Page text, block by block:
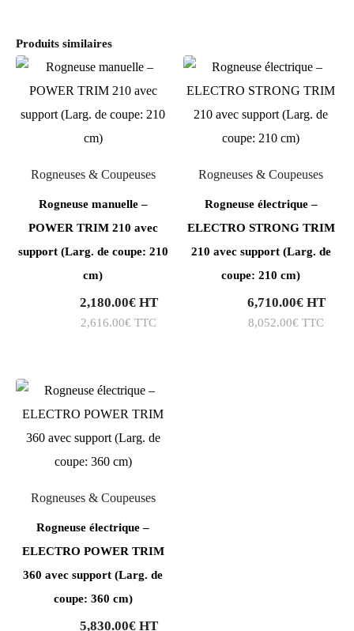
Produits similaires
Rogneuses & Coupeuses
Rogneuse manuelle –
POWER TRIM 210 avec
support (Larg. de coupe: 210
cm)
2,180.00€HT
2,616.00€ TTC
Rogneuses & Coupeuses
Rogneuse électrique –
ELECTRO STRONG TRIM
210 avec support (Larg. de
coupe: 210 cm)
6,710.00€HT
8,052.00€ TTC
Rogneuses & Coupeuses
Rogneuse électrique –
ELECTRO POWER TRIM
360 avec support (Larg. de
coupe: 360 cm)
5,830.00€HT